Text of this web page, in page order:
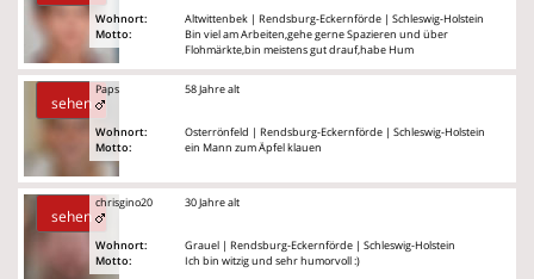
Wohnort:
Motto:
Altwittenbek | Rendsburg-Eckernförde | Schleswig-Holstein
Bin viel am Arbeiten,gehe gerne Spazieren und über
Flohmärkte,bin meistens gut drauf,habe Hum
sehen
Paps
Wohnort:
Motto:
58 Jahre alt
Osterrönfeld | Rendsburg-Eckernförde | Schleswig-Holstein
ein Mann zum Äpfel klauen
sehen
chrisgino20
Wohnort:
Motto:
30 Jahre alt
Grauel | Rendsburg-Eckernförde | Schleswig-Holstein
Ich bin witzig und sehr humorvoll :)